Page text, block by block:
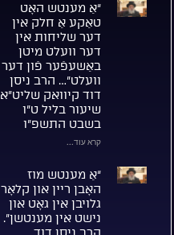
“אַ מענטש האָט
טאַקע אַ חלק אין
דער שליחות אין
דער וועלט מיטן
באַשעפֿער פֿון דער
וועלט”… הרב ניסן
דוד קיוואק שליט”א
שיעור בליל ט”ו
בשבט התשפ”ו
קרא עוד...
“אַ מענטש מוז
האָבן ריין און קלאָר
גלויבן אין גאָט און
נישט אין מענטשן”.